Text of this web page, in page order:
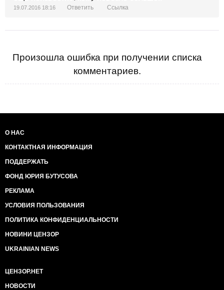
19.07.2016 18:16 Ответить Ссылка
Произошла ошибка при получении списка
комментариев.
О НАС
КОНТАКТНАЯ ИНФОРМАЦИЯ
ПОДДЕРЖАТЬ
ФОНД ЮРИЯ БУТУСОВА
РЕКЛАМА
УСЛОВИЯ ПОЛЬЗОВАНИЯ
ПОЛИТИКА КОНФИДЕНЦИАЛЬНОСТИ
НОВИНИ ЦЕНЗОР
UKRAINIAN NEWS
ЦЕНЗОР.НЕТ
НОВОСТИ